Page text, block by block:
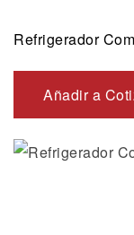
Refrigerador
Añadir a